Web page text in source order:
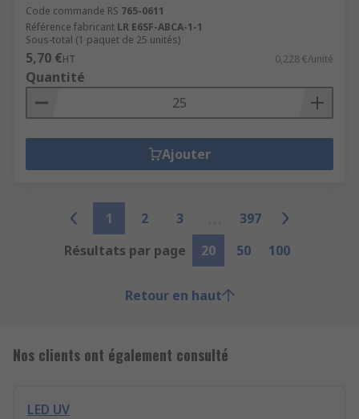
Code commande RS 765-0611
Référence fabricant LR E6SF-ABCA-1-1
Sous-total (1 paquet de 25 unités)
5,70 €HT 0,228 €/unité
Quantité
Ajouter
1 2 3
397
Résultats par page
20 50 100
Retour en haut
Nos clients ont également consulté
LED UV